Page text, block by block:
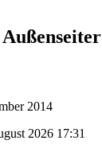
Außenseiter
2014
2026 17:31